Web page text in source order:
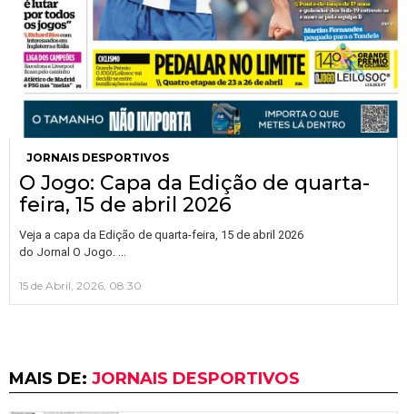
JORNAIS DESPORTIVOS
O Jogo: Capa da Edição de quarta-
feira, 15 de abril 2026
Veja a capa da Edição de quarta-feira, 15 de abril 2026
do Jornal O Jogo.
15 de Abril, 2026, 08:30
MAIS DE: JORNAIS DESPORTIVOS